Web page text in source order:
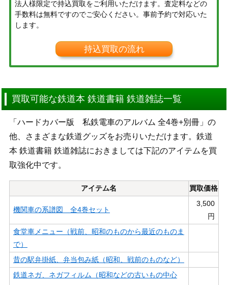
法人様限定で持込買取をご利用いただけます。査定料などの
手数料は無料ですのでご安心ください。事前予約で対応いた
します。
持込買取の流れ
買取可能な鉄道本 鉄道書籍 鉄道雑誌一覧
「ハードカバー版 私鉄電車のアルバム 全4巻+別冊」の
他、さまざまな鉄道グッズをお売りいただけます。鉄道
本 鉄道書籍 鉄道雑誌におきましては下記のアイテムを買
取強化中です。
アイテム名 買取価格
機関車の系譜図 全4巻セット
3,500
円
食堂車メニュー（戦前、昭和のものから最近のものま
で）
昔の駅弁掛紙、弁当包み紙（昭和、戦前のものなど）
鉄道ネガ、ネガフィルム（昭和などの古いもの中心